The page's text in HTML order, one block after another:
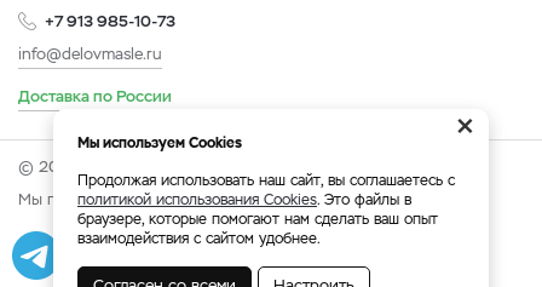
+7 913 985-10-73
info@delovmasle.ru
Доставка по России
© 2026 Интернет-магазин "Дело в масле".
Мы принимаем:
Разработка Веб-аналитика
×
Мы используем Cookies
Продолжая использовать наш сайт, вы соглашаетесь с
политикой использования Cookies. Это файлы в
браузере, которые помогают нам сделать ваш опыт
взаимодействия с сайтом удобнее.